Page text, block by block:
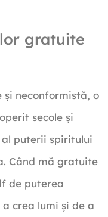
gratuite
și neconformistă, o
secole și
puterii spiritului
Când mă gratuite
de puterea
crea lumi și de a